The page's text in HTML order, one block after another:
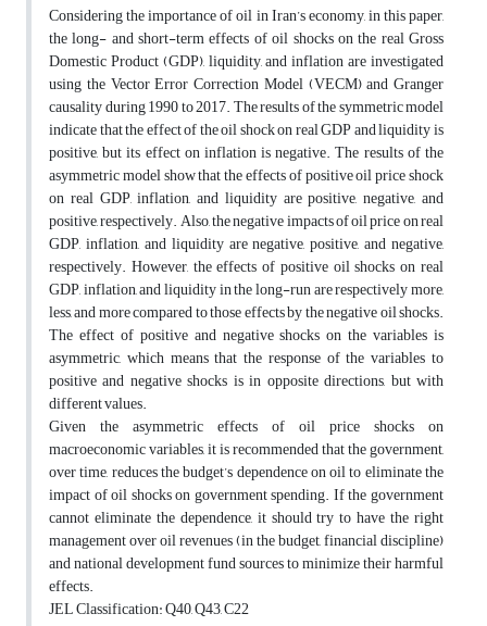
Considering the importance of oil in Iran’s economy, in this paper,
the long- and short-term effects of oil shocks on the real Gross
Domestic Product (GDP), liquidity, and inflation are investigated
using the Vector Error Correction Model (VECM) and Granger
causality during 1990 to 2017. The results of the symmetric model
indicate that the effect of the oil shock on real GDP and liquidity is
positive, but its effect on inflation is negative. The results of the
asymmetric model show that the effects of positive oil price shock
on real GDP, inflation, and liquidity are positive, negative, and
positive, respectively. Also, the negative impacts of oil price on real
GDP, inflation, and liquidity are negative, positive, and negative,
respectively. However, the effects of positive oil shocks on real
GDP, inflation, and liquidity in the long-run are respectively more,
less, and more compared to those effects by the negative oil shocks.
The effect of positive and negative shocks on the variables is
asymmetric, which means that the response of the variables to
positive and negative shocks is in opposite directions, but with
different values.
Given the asymmetric effects of oil price shocks on
macroeconomic variables, it is recommended that the government,
over time, reduces the budget’s dependence on oil to eliminate the
impact of oil shocks on government spending. If the government
cannot eliminate the dependence, it should try to have the right
management over oil revenues (in the budget, financial discipline)
and national development fund sources to minimize their harmful
effects.
JEL Classification: Q40, Q43, C22